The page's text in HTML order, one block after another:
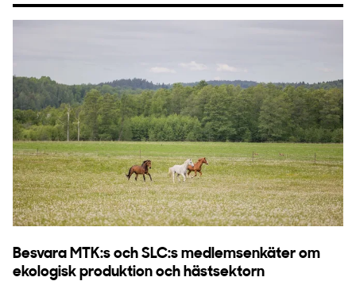
Besvara MTK:s och SLC:s medlemsenkäter om
ekologisk produktion och hästsektorn